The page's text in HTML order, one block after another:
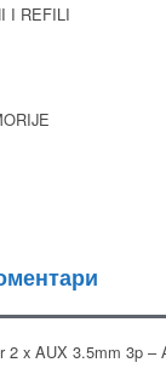
I REFILI
2 x AUX 3.5mm 3p –